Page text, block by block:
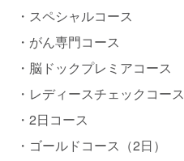
・ スペシャルコース
・ がん専門コース
・ 脳ドックプレミアコース
・ レディースチェックコース
・2日コース
・ ゴールドコース（2日）